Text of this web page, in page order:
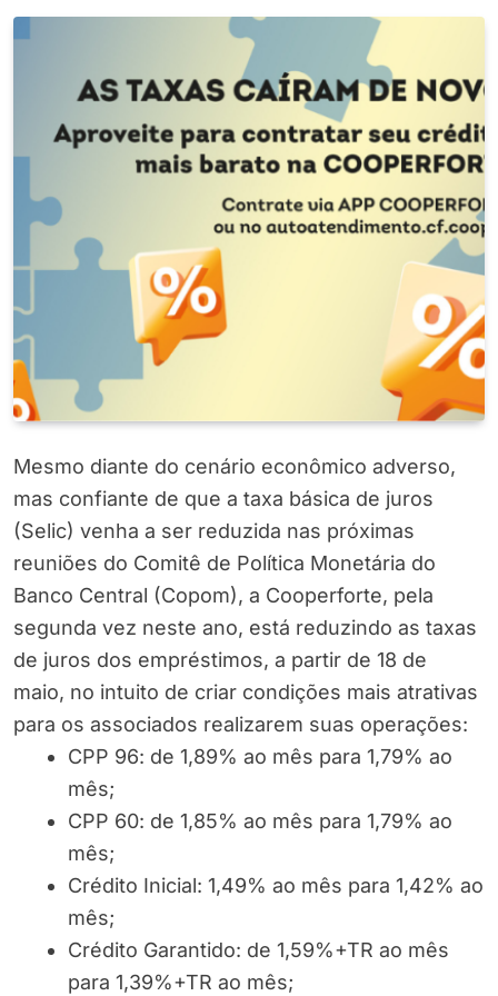
Mesmo diante do cenário econômico adverso,
mas confiante de que a taxa básica de juros
(Selic) venha a ser reduzida nas próximas
reuniões do Comitê de Política Monetária do
Banco Central (Copom), a Cooperforte, pela
segunda vez neste ano, está reduzindo as taxas
de juros dos empréstimos, a partir de 18 de
maio, no intuito de criar condições mais atrativas
para os associados realizarem suas operações:
CPP 96: de 1,89% ao mês para 1,79% ao
mês;
CPP 60: de 1,85% ao mês para 1,79% ao
mês;
Crédito Inicial: 1,49% ao mês para 1,42% ao
mês;
Crédito Garantido: de 1,59%+TR ao mês
para 1,39%+TR ao mês;